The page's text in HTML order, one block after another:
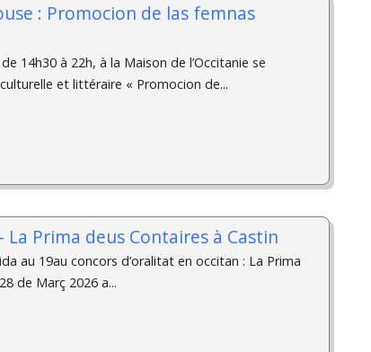
: Promocion de las femnas
14h30 à 22h, à la Maison de l’Occitanie se
et littéraire « Promocion de...
La Prima deus Contaires à Castin
au 19au concors d’oralitat en occitan : La Prima
de Març 2026 a...